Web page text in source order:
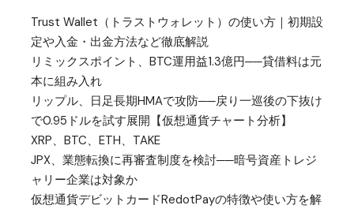
Trust Wallet（トラストウォレット）の使い方｜初期設
定や入金・出金方法など徹底解説
リミックスポイント、BTC運用益1.3億円──貸借料は元
本に組み入れ
リップル、日足長期HMAで攻防──戻り一巡後の下抜け
で0.95ドルを試す展開【仮想通貨チャート分析】
XRP、BTC、ETH、TAKE
JPX、業態転換に再審査制度を検討──暗号資産トレジ
ャリー企業は対象か
仮想通貨デビットカードRedotPayの特徴や使い方を解